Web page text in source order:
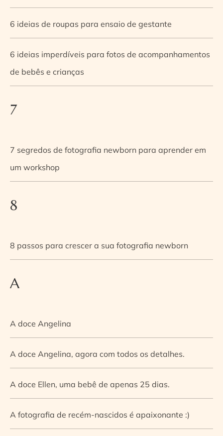
6 ideias de roupas para ensaio de gestante
6 ideias imperdíveis para fotos de acompanhamentos
de bebês e crianças
7
7 segredos de fotografia newborn para aprender em
um workshop
8
8 passos para crescer a sua fotografia newborn
A
A doce Angelina
A doce Angelina, agora com todos os detalhes.
A doce Ellen, uma bebê de apenas 25 dias.
A fotografia de recém-nascidos é apaixonante :)